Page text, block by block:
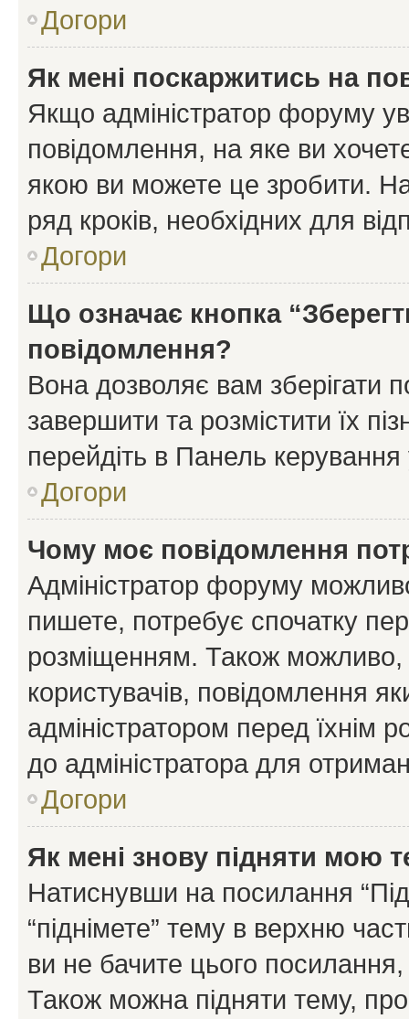
Догори
Як мені поскаржитись на
Якщо адміністратор форуму
повідомлення, на яке ви
якою ви можете це зробити.
ряд кроків, необхідних для
Догори
Що означає кнопка
повідомлення?
Вона дозволяє вам зберігати
завершити та розмістити їх
перейдіть в Панель керування
Догори
Чому моє повідомлення
Адміністратор форуму
пишете, потребує спочатку
розміщенням. Також можливо,
користувачів, повідомлення
адміністратором перед їхнім
до адміністратора для
Догори
Як мені знову підняти мою
Натиснувши на посилання
“піднімете” тему в верхню
ви не бачите цього
Також можна підняти тему,